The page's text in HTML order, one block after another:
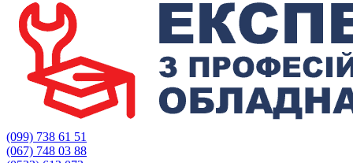
(099) 738 61 51
(067) 748 03 88